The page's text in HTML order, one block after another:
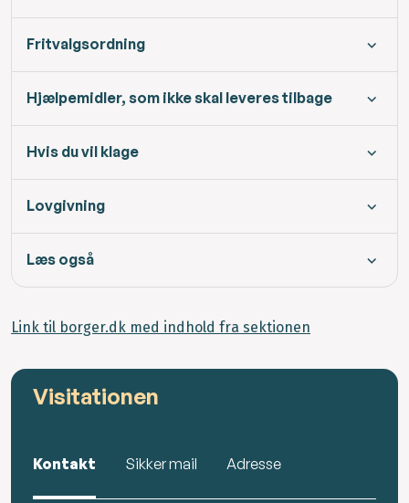
Fritvalgsordning
Hjælpemidler, som ikke skal leveres tilbage
Hvis du vil klage
Lovgivning
Læs også
Link til borger.dk med indhold fra sektionen
Visitationen
Kontakt Sikker mail Adresse